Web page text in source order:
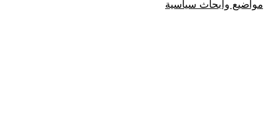
مواضيع وابحاث سياسية